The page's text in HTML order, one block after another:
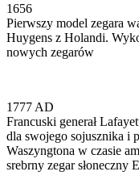
1656
Pierwszy model zegara
Huygens z Holandi.
nowych zegarów
1777 AD
Francuski generał
dla swojego sojusznika i
Waszyngtona w czasie
srebrny zegar słoneczny